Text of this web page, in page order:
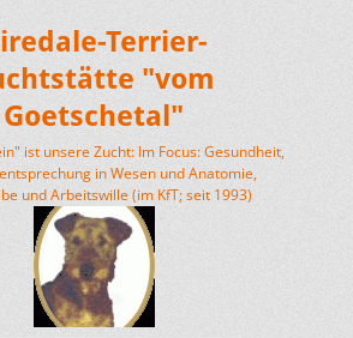
Terrier-
"vom
Goetschetal"
ist unsere Zucht: Im Focus: Gesundheit,
in Wesen und Anatomie,
und Arbeitswille (im KfT; seit 1993)